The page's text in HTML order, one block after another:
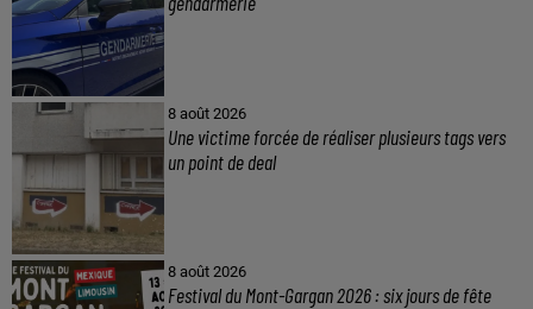
8 août 2026
Une victime forcée de réaliser plusieurs tags vers
un point de deal
8 août 2026
Festival du Mont-Gargan 2026 : six jours de fête